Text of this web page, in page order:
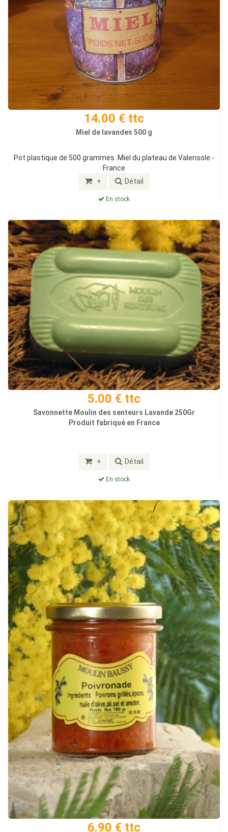
14.00 € ttc
Miel de lavandes 500 g
Pot plastique de 500 grammes. Miel du plateau de Valensole -
France
+ Détail
En stock
5.00 € ttc
Savonnette Moulin des senteurs Lavande 250Gr
Produit fabriqué en France
+ Détail
En stock
6.90 € ttc